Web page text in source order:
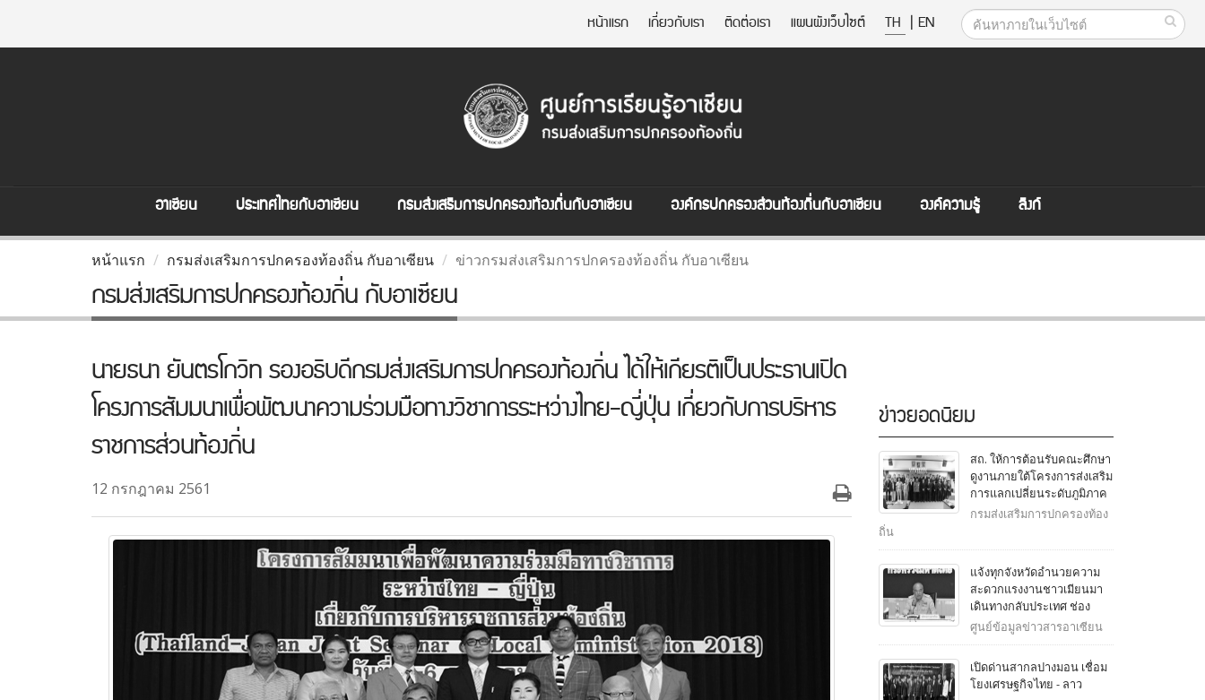
หน้าแรก เกี่ยวกับเรา ติดต่อเรา แผนผังเว็บไซต์ TH | EN
อาเซียน ประเทศไทยกับอาเซียน กรมส่งเสริมการปกครองท้องถิ่นกับอาเซียน องค์กรปกครองส่วนท้องถิ่นกับอาเซียน องค์ความรู้ ลิงก์
หน้าแรก กรมส่งเสริมการปกครองท้องถิ่น กับอาเซียน ข่าวกรมส่งเสริมการปกครองท้องถิ่น กับอาเซียน
กรมส่งเสริมการปกครองท้องถิ่น กับอาเซียน
นายธนา ยันตรโกวิท รองอธิบดีกรมส่งเสริมการปกครองท้องถิ่น ได้ให้เกียรติเป็นประธานเปิด
โครงการสัมมนาเพื่อพัฒนาความร่วมมือทางวิชาการระหว่างไทย-ญี่ปุ่น เกี่ยวกับการบริหาร
ราชการส่วนท้องถิ่น
12 กรกฎาคม 2561
ข่าวยอดนิยม
สถ. ให้การต้อนรับคณะศึกษา
ดูงานภายใต้โครงการส่งเสริม
การแลกเปลี่ยนระดับภูมิภาค
ญี่ปุ่น - ไทย จากสภาองค์กร
สิงคโปร์
กรมส่งเสริมการปกครองท้อง
ถิ่น
แจ้งทุกจังหวัดอำนวยความ
สะดวกแรงงานชาวเมียนมา
เดินทางกลับประเทศ ช่อง
ทางในพื้นที่จังหวัดชายแดน
ศูนย์ข้อมูลข่าวสารอาเซียน
เปิดด่านสากลปางมอน เชื่อม
โยงเศรษฐกิจไทย - ลาว